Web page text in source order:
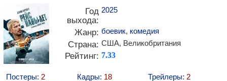
Год
выхода:
2025
Жанр: боевик, комедия
Страна: США, Великобритания
Рейтинг: 7.33
Постеры: 2 Кадры: 18 Трейлеры: 2